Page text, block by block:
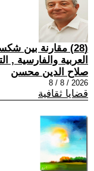
(28) مقارنة بين
العربية والفارسية ,
صلاح الدين محسن
2026 / 8 / 8
قضايا ثقافية